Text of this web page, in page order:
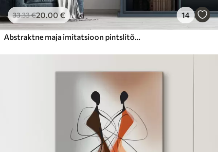
33.33€20.00 € 14
Abstraktne maja imitatsioon pintslitõmme